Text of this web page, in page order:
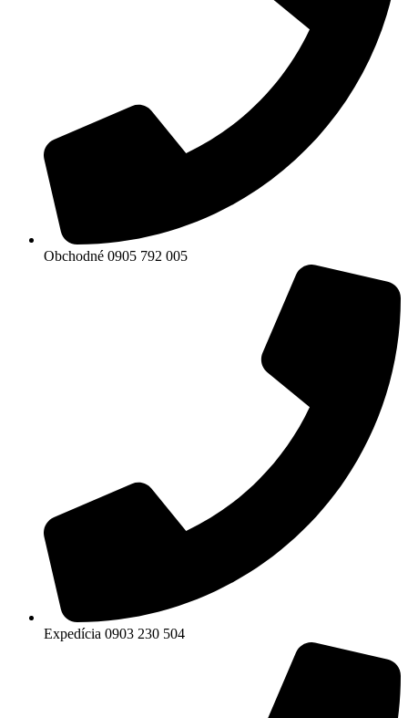
Obchodné 0905 792 005
Expedícia 0903 230 504